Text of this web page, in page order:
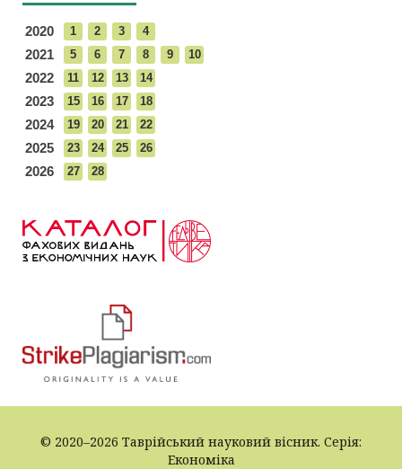
2020 1 2 3 4
2021 5 6 7 8 9 10
2022 11 12 13 14
2023 15 16 17 18
2024 19 20 21 22
2025 23 24 25 26
2026 27 28
© 2020–2026 Таврійський науковий вісник. Серія:
Економіка